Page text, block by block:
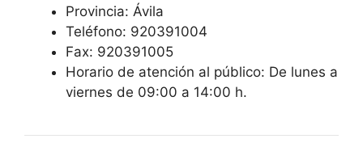
Provincia: Ávila
Teléfono: 920391004
Fax: 920391005
Horario de atención al público: De lunes a
viernes de 09:00 a 14:00 h.